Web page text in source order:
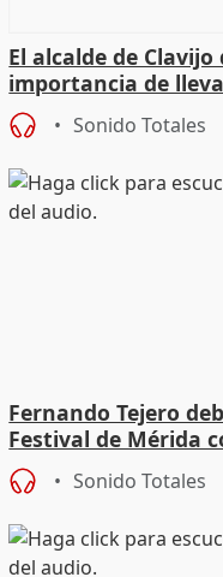
El alcalde de Clavijo
importancia de
culturales a los
Sonido Totales
Fernando Tejero
Festival de Mérida
Roma': "Strabo me
Sonido Totales